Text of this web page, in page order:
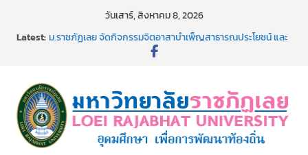
วันเสาร์, สิงหาคม 8, 2026
Latest:ม.ราชภัฏเลย จัดกิจกรรมจิตอาสาบำเพ็ญสาธารณประโยชน์ และ
เงินรายได้
ม.ราชภัฏเลย จัดมหกรรมวิชาการ เปิดบ้าน LRU ครั้งที่ 4 เปิดให้
นักเรียนมัธยมปลายค้นหาสาขาวิชาในฝัน สู่อนาคตที่ใช่
อธิการบดี มรภ.เลย ร่วมประชุมชี้แจงกับคณะอนุกรรมาธิการ
ประจำปีงบประมาณ พ.ศ. 2570